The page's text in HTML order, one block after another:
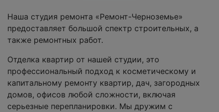
Наша студия ремонта «Ремонт-Черноземье»
предоставляет большой спектр строительных, а
также ремонтных работ.
Отделка квартир от нашей студии, это
профессиональный подход к косметическому и
капитальному ремонту квартир, дач, загородных
домов, офисов любой сложности, включая
серьезные перепланировки. Мы дружим с